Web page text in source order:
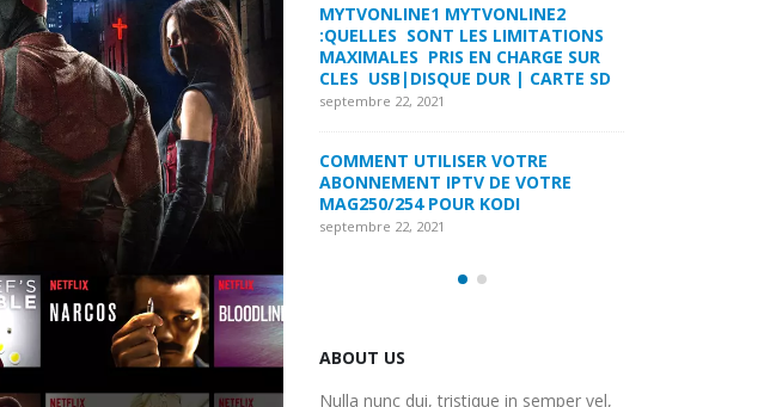
MYTVONLINE1 MYTVONLINE2
:QUELLES SONT LES LIMITATIONS
MAXIMALES PRIS EN CHARGE SUR
CLES USB|DISQUE DUR | CARTE SD
septembre 22, 2021
COMMENT UTILISER VOTRE
ABONNEMENT IPTV DE VOTRE
MAG250/254 POUR KODI
septembre 22, 2021
COMMENT SUPPRIMER
L’HISTORIQUE DES LISTES DE
SURVEILLANCE VOD?
septembre 22, 2021
FREEBOX : CHANGER DE CANAL WIFI
POUR OPTIMISER VOTRE
CONNECTION INTERNET
septembre 22, 2021
ABOUT US
Nulla nunc dui, tristique in semper vel,